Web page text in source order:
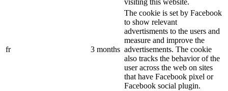
visiting this website.
fr 3 months
The cookie is set by Facebook
to show relevant
advertisments to the users and
measure and improve the
advertisements. The cookie
also tracks the behavior of the
user across the web on sites
that have Facebook pixel or
Facebook social plugin.